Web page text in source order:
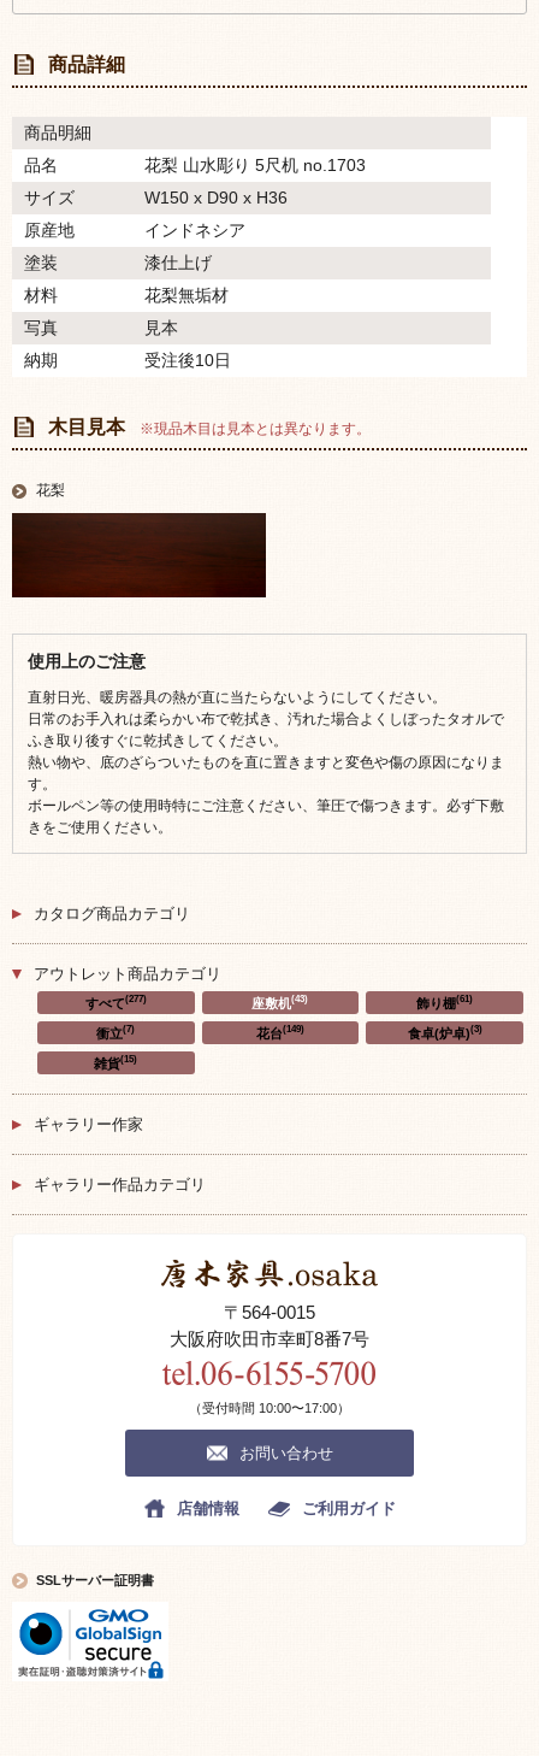
商品詳細
商品明細
品名
花梨 山水彫り 5尺机 no.1703
サイズ
W150 x D90 x H36
原産地
インドネシア
塗装
漆仕上げ
材料
花梨無垢材
写真
見本
納期
受注後10日
木目見本 ※現品木目は見本とは異なります。
花梨
使用上のご注意
直射日光、暖房器具の熱が直に当たらないようにしてください。
日常のお手入れは柔らかい布で乾拭き、汚れた場合よくしぼったタオルで
ふき取り後すぐに乾拭きしてください。
熱い物や、底のざらついたものを直に置きますと変色や傷の原因になりま
す。
ボールペン等の使用時特にご注意ください、筆圧で傷つきます。必ず下敷
きをご使用ください。
カタログ商品カテゴリ
アウトレット商品カテゴリ
すべて(277) 座敷机(43) 飾り棚(61)
衝立(7) 花台(149) 食卓(炉卓)(3)
雑貨(15)
ギャラリー作家
ギャラリー作品カテゴリ
〒564-0015
大阪府吹田市幸町8番7号
（受付時間 10:00〜17:00）
お問い合わせ
店舗情報 ご利用ガイド
SSLサーバー証明書